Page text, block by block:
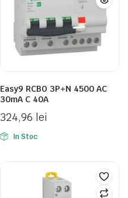
Easy9 RCBO 3P+N 4500 AC
30mA C 40A
324,96 lei
In Stoc